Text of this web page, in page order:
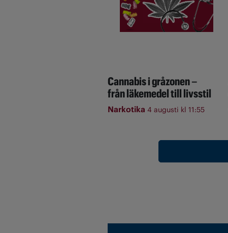
Cannabis i gråzonen –
från läkemedel till livsstil
Narkotika 4 augusti kl 11:55